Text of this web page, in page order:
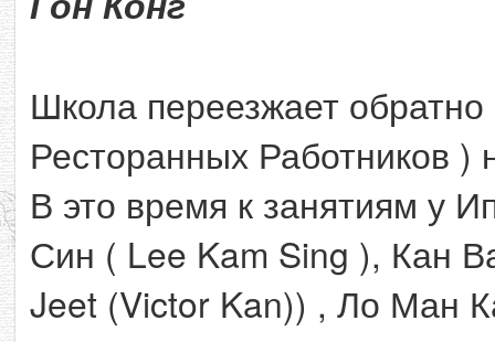
Школа переезжает
Ресторанных Работников
В это время к занятиям у
Син ( Lee Kam Sing ), Кан
Jeet (Victor Kan)) , Ло Ман